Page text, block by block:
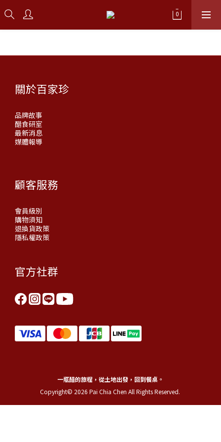
關於百家珍
品牌故事
醋食研室
最新消息
媒體報導
顧客服務
會員級別
購物須知
退換貨政策
隱私權政策
官方社群
一瓶醋的旅程，從土地出發，回到餐桌。
Copyright© 2026 Pai Chia Chen All Rights Reserved.